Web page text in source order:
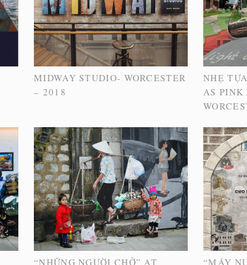
MIDWAY STUDIO- WORCESTER
– 2018
NHẸ
AS PINK
“NHỮNG NGƯỜI CHỞ” AT “MÁY